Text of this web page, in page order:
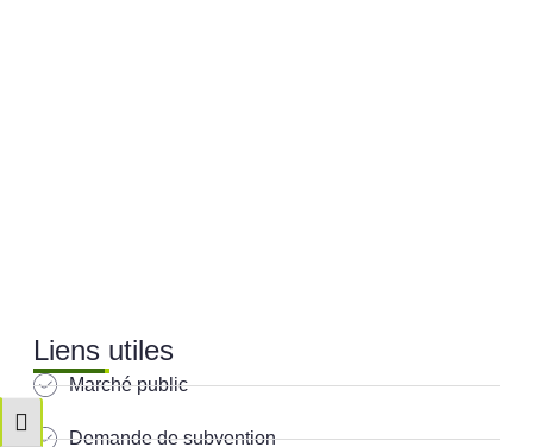
Passer en contraste élevé
Liens utiles
Marché public
Demande de subvention